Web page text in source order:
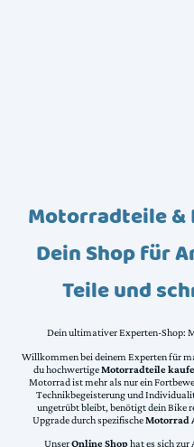
Motorradteile &
Dein Shop für
Teile und
Dein ultimativer Experten-Shop:
Willkommen bei deinem Experten für
du hochwertigeMotorradteile
Motorrad ist mehr als nur ein
Technikbegeisterung und
ungetrübt bleibt, benötigt dein Bike
Upgrade durch spezifischeMotorrad
UnserOnline Shophat es sich zur